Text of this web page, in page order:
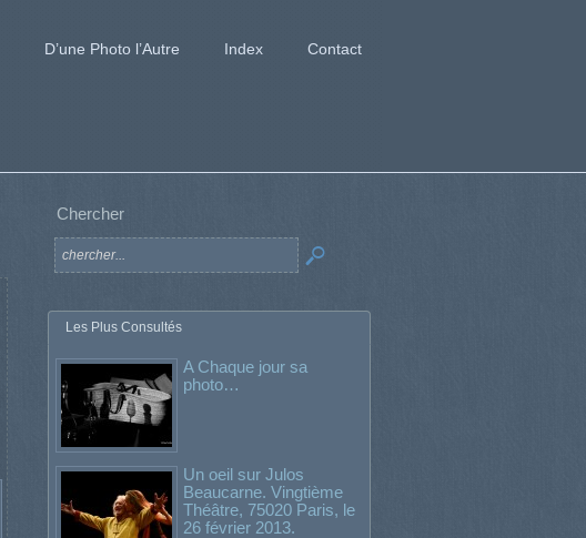
D’une Photo l’Autre Index Contact
Chercher
Les Plus Consultés
A Chaque jour sa
photo…
Un oeil sur Julos
Beaucarne. Vingtième
Théâtre, 75020 Paris, le
26 février 2013.